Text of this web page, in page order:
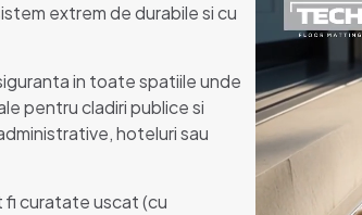
extrem de durabile si cu
in toate spatiile unde
pentru cladiri publice si
hoteluri sau
fi curatate uscat (cu